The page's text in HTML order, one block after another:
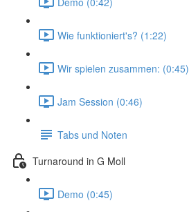
Wie funktioniert's? (1:22)
Wir spielen zusammen: (0:45)
Jam Session (0:46)
Tabs und Noten
Turnaround in G Moll
Demo (0:45)